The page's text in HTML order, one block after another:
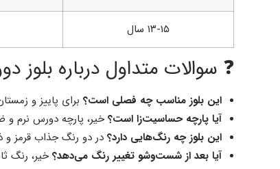
۱۳-۱۵ سال
❓ سوالات متداول درباره بلوز
این بلوز مناسب چه فصلی است؟ برای پاییز و
آیا پارچه حساسیت‌زا است؟خیر، پارچه دورس نرم
این بلوز چه رنگ‌هایی دارد؟ در دو رنگ جذاب قرمز
آیا بعد از شست‌وشو تغییر رنگ می‌دهد؟خیر، رنگ